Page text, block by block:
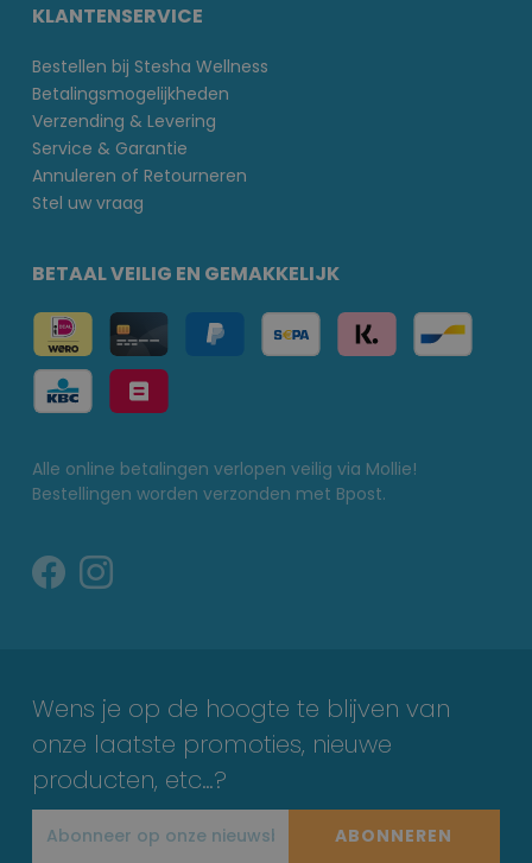
KLANTENSERVICE
Bestellen bij Stesha Wellness
Betalingsmogelijkheden
Verzending & Levering
Service & Garantie
Annuleren of Retourneren
Stel uw vraag
BETAAL VEILIG EN GEMAKKELIJK
Alle online betalingen verlopen veilig via Mollie!
Bestellingen worden verzonden met Bpost.
Wens je op de hoogte te blijven van
onze laatste promoties, nieuwe
producten, etc…?
ABONNEREN